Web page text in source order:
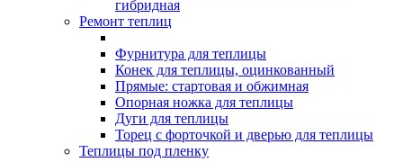
гибридная
Ремонт теплиц
Фурнитура для теплицы
Конек для теплицы, оцинкованный
Прямые: стартовая и обжимная
Опорная ножка для теплицы
Дуги для теплицы
Торец с форточкой и дверью для теплицы
Теплицы под пленку